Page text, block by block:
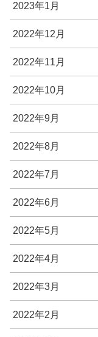
2023年1月
2022年12月
2022年11月
2022年10月
2022年9月
2022年8月
2022年7月
2022年6月
2022年5月
2022年4月
2022年3月
2022年2月